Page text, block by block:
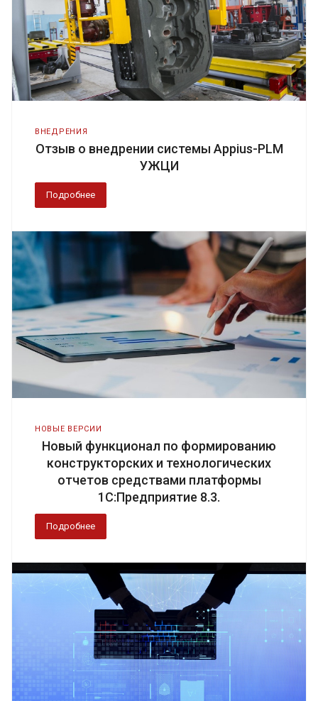
ВНЕДРЕНИЯ
Отзыв о внедрении системы Appius-PLM
УЖЦИ
Подробнее
НОВЫЕ ВЕРСИИ
Новый функционал по формированию
конструкторских и технологических
отчетов средствами платформы
1С:Предприятие 8.3.
Подробнее